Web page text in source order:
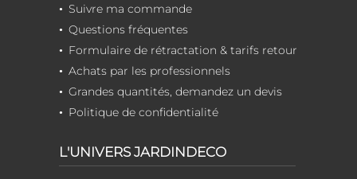
Suivre ma commande
Questions fréquentes
Formulaire de rétractation & tarifs retour
Achats par les professionnels
Grandes quantités, demandez un devis
Politique de confidentialité
L'UNIVERS JARDINDECO